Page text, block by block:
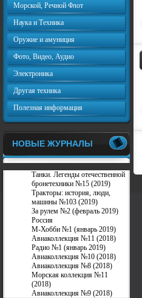
Морской, Речной Флот
Наука и Техника
Оружие и амуниция
Фото, Видео, Аудио
Электроника
Другая техника
Полезная информация
НОВЫЕ ЖУРНАЛЫ
Танки. Легенды отечественной
бронетехники №15 (2019)
Тракторы: история, люди,
машины №103 (2019)
За рулем №2 (февраль 2019)
Россия
М-Хобби №1 (январь 2019)
Авиаколлекция №11 (2018)
Радио №1 (январь 2019)
Авиаколлекция №10 (2018)
Авиаколлекция №8 (2018)
Морская коллекция №11
(2018)
Авиаколлекция №9 (2018)